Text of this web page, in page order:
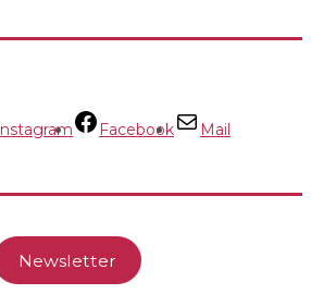
Instagram Facebook Mail
Newsletter